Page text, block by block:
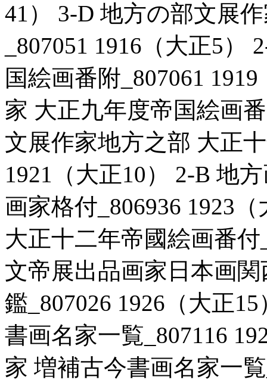
41） 3-D 地方の部文展
_807051 1916（大正5
国絵画番附_807061
家 大正九年度帝国絵画
文展作家地方之部 大正
1921（大正10） 2-B 地
画家格付_806936 1923
大正十二年帝國絵画番付
文帝展出品画家日本画
鑑_807026 1926（大正
書画名家一覧_807116
家 増補古今書画名家一